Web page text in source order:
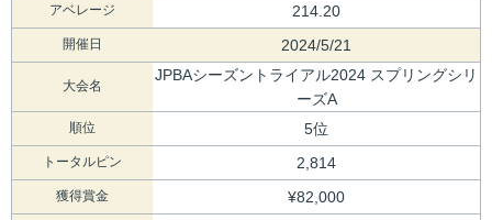
アベレージ 214.20
開催日 2024/5/21
大会名
JPBAシーズントライアル2024 スプリングシリ
ーズA
順位 5位
トータルピン 2,814
獲得賞金 ¥82,000